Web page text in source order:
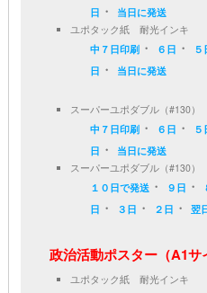
日 ・
当日に発送
ユポタック紙 耐光インキ
中７日印刷 ・ ６日 ・ ５
日 ・ 当日に発送
スーパーユポダブル（#130
中７日印刷 ・ ６日 ・ ５
日 ・
当日に発送
スーパーユポダブル（#130
１０日で発送 ・ ９日 ・
日 ・ ３日 ・ ２日 ・翌
政治活動ポスター（A1サ
ユポタック紙 耐光インキ